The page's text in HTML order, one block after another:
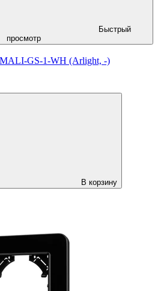
Быстрый
просмотр
GS-1-WH (Arlight, -)
В корзину